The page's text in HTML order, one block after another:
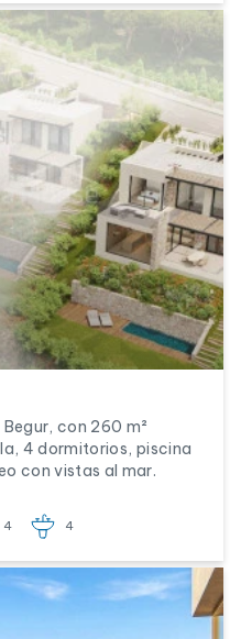
con 260 m²
4 dormitorios, piscina
con vistas al mar.
4 4